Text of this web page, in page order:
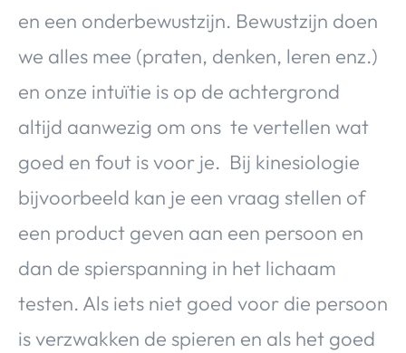
en een onderbewustzijn. Bewustzijn doen
we alles mee (praten, denken, leren enz.)
en onze intuïtie is op de achtergrond
altijd aanwezig om ons te vertellen wat
goed en fout is voor je. Bij kinesiologie
bijvoorbeeld kan je een vraag stellen of
een product geven aan een persoon en
dan de spierspanning in het lichaam
testen. Als iets niet goed voor die persoon
is verzwakken de spieren en als het goed